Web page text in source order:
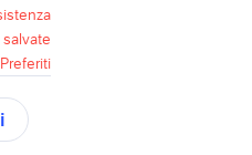
Preferiti